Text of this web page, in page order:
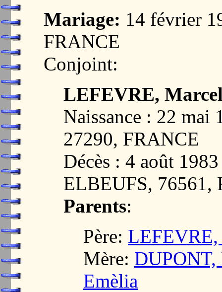
Mariage: 14 février
FRANCE
Conjoint:
LEFEVRE,
Naissance : 22
27290, FRANCE
Décès : 4 août
ELBEUFS, 76561,
Parents:
Père: LEFEVRE,
Mère: DUPONT,
Emèlia